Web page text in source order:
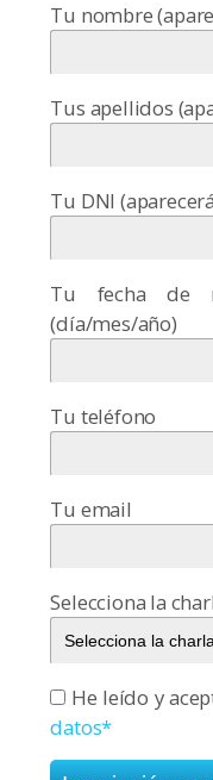
Tu nombre
Tus apellidos
Tu DNI
Tu fecha de
(día/mes/año)
Tu teléfono
Tu email
Selecciona la
He leído y
datos*